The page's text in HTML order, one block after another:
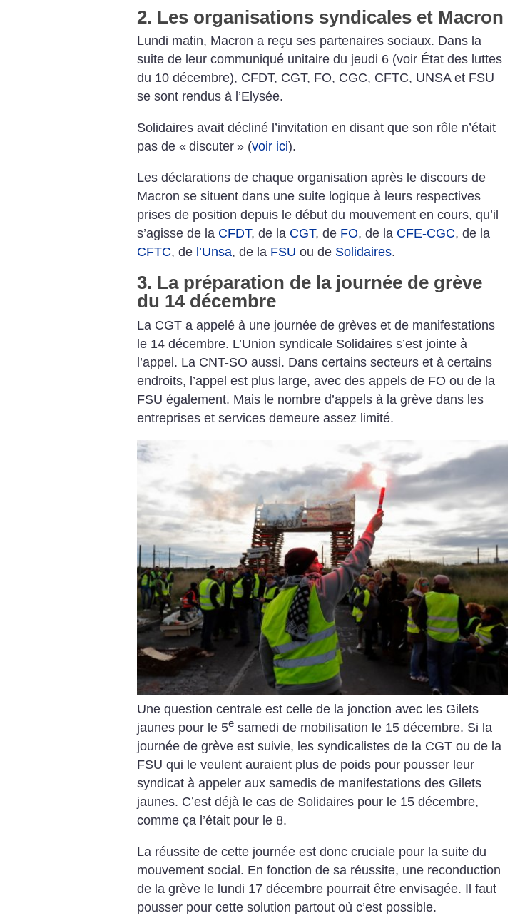
2. Les organisations syndicales et Macron
Lundi matin, Macron a reçu ses partenaires sociaux. Dans la
suite de leur communiqué unitaire du jeudi 6 (voir État des luttes
du 10 décembre), CFDT, CGT, FO, CGC, CFTC, UNSA et FSU
se sont rendus à l’Elysée.
Solidaires avait décliné l’invitation en disant que son rôle n’était
pas de « discuter » (voir ici).
Les déclarations de chaque organisation après le discours de
Macron se situent dans une suite logique à leurs respectives
prises de position depuis le début du mouvement en cours, qu’il
s’agisse de la CFDT, de la CGT, de FO, de la CFE-CGC, de la
CFTC, de l’Unsa, de la FSU ou de Solidaires.
3. La préparation de la journée de grève
du 14 décembre
La CGT a appelé à une journée de grèves et de manifestations
le 14 décembre. L’Union syndicale Solidaires s’est jointe à
l’appel. La CNT-SO aussi. Dans certains secteurs et à certains
endroits, l’appel est plus large, avec des appels de FO ou de la
FSU également. Mais le nombre d’appels à la grève dans les
entreprises et services demeure assez limité.
Une question centrale est celle de la jonction avec les Gilets
jaunes pour le 5e samedi de mobilisation le 15 décembre. Si la
journée de grève est suivie, les syndicalistes de la CGT ou de la
FSU qui le veulent auraient plus de poids pour pousser leur
syndicat à appeler aux samedis de manifestations des Gilets
jaunes. C’est déjà le cas de Solidaires pour le 15 décembre,
comme ça l’était pour le 8.
La réussite de cette journée est donc cruciale pour la suite du
mouvement social. En fonction de sa réussite, une reconduction
de la grève le lundi 17 décembre pourrait être envisagée. Il faut
pousser pour cette solution partout où c’est possible.